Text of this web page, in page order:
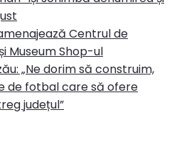
Centrul de
Museum Shop-ul
„Ne dorim să construim,
de fotbal care să ofere
județul”